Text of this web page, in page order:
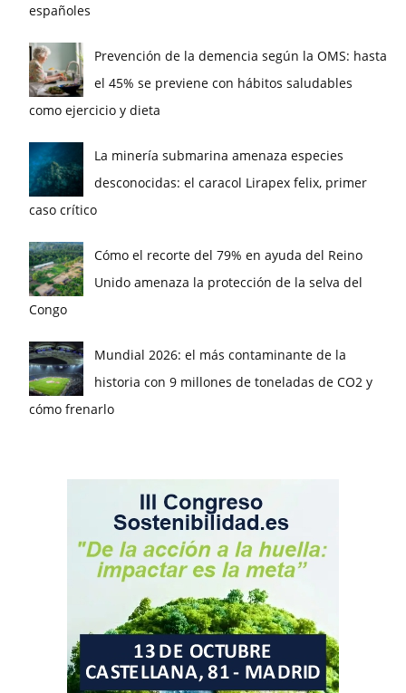
españoles
Prevención de la demencia según la OMS: hasta
el 45% se previene con hábitos saludables
como ejercicio y dieta
La minería submarina amenaza especies
desconocidas: el caracol Lirapex felix, primer
caso crítico
Cómo el recorte del 79% en ayuda del Reino
Unido amenaza la protección de la selva del
Congo
Mundial 2026: el más contaminante de la
historia con 9 millones de toneladas de CO2 y
cómo frenarlo